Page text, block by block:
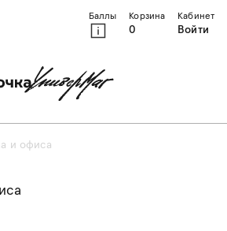
Баллы Корзина
0
Кабинет
Войти
и офиса